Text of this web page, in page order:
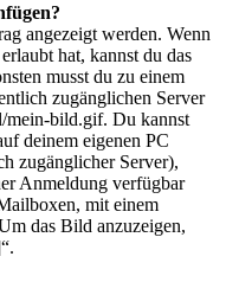
angezeigt werden. Wenn
hat, kannst du das
musst du zu einem
zugänglichen Server
bild.gif. Du kannst
deinem eigenen PC
zugänglicher Server),
Anmeldung verfügbar
mit einem
das Bild anzuzeigen,